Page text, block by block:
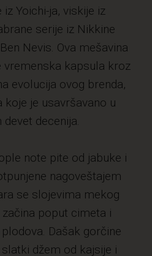
Yoichi-ja, viskije iz
serije iz Nikkine
Nevis. Ova mešavina
vremenska kapsula kroz
evolucija ovog brenda,
je usavršavano u
decenija.
note pite od jabuke i
nagoveštajem
se slojevima mekog
poput cimeta i
Dašak gorčine
džem od kajsije i